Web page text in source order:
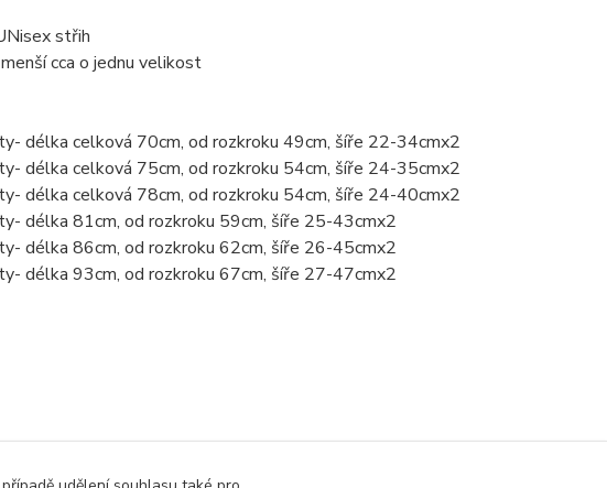
střih
cca o jednu velikost
délka celková 70cm, od rozkroku 49cm, šíře 22-34cmx2
délka celková 75cm, od rozkroku 54cm, šíře 24-35cmx2
délka celková 78cm, od rozkroku 54cm, šíře 24-40cmx2
délka 81cm, od rozkroku 59cm, šíře 25-43cmx2
délka 86cm, od rozkroku 62cm, šíře 26-45cmx2
délka 93cm, od rozkroku 67cm, šíře 27-47cmx2